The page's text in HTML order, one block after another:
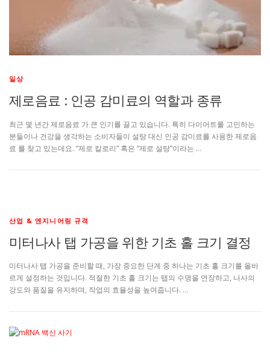
일상
제로음료 : 인공 감미료의 역할과 종류
최근 몇 년간 제로음료 가 큰 인기를 끌고 있습니다. 특히 다이어트를 고민하는
분들이나 건강을 생각하는 소비자들이 설탕 대신 인공 감미료를 사용한 제로음
료 를 찾고 있는데요. “제로 칼로리” 혹은 “제로 설탕”이라는 …
산업 & 엔지니어링 규격
미터나사 탭 가공을 위한 기초 홀 크기 결정
미터나사 탭 가공을 준비할 때, 가장 중요한 단계 중 하나는 기초 홀 크기를 올바
르게 설정하는 것입니다. 적절한 기초 홀 크기는 탭의 수명을 연장하고, 나사의
강도와 품질을 유지하며, 작업의 효율성을 높여줍니다. …